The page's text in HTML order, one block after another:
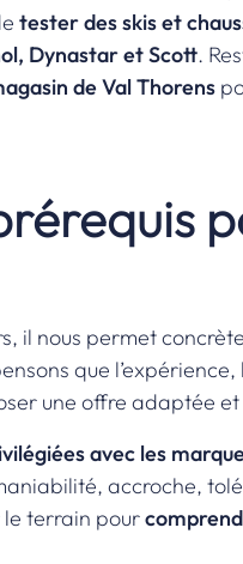
tester des skis et
Dynastar et Scott.
de Val Thorens
il nous permet
que
une offre adaptée
avec les
accroche,
le terrain pour